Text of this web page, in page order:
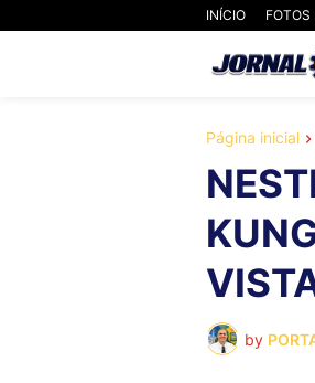
INÍCIO FOTOS
Página inicial
by